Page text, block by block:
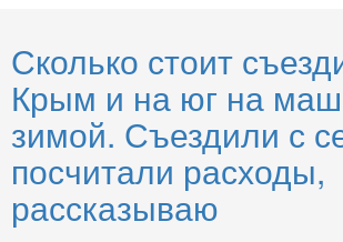
Сколько стоит
Крым и на юг на
зимой. Съездили с
посчитали расходы,
рассказываю